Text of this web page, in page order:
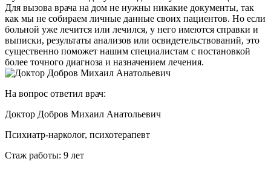
Для вызова врача на дом не нужны никакие документы, так
как мы не собираем личные данные своих пациентов. Но если
больной уже лечится или лечился, у него имеются справки и
выписки, результаты анализов или освидетельствований, это
существенно поможет нашим специалистам с постановкой
более точного диагноза и назначением лечения.
На вопрос ответил врач:
Доктор Добров Михаил Анатольевич
Психиатр-нарколог, психотерапевт
Стаж работы: 9 лет